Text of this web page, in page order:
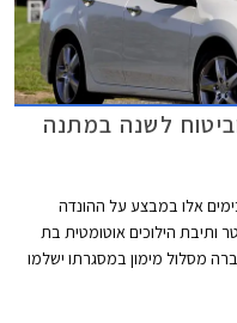
לשנה במתנה
אלו במבצע על ההונדה
לוקצ'ורי עם מנוע בנפח 2.0 ליטר ותיבת הילוכים אוטומטית בת
מסלול מימון במסגרתו ישלמו
למשך שנה שלמה. המבצע